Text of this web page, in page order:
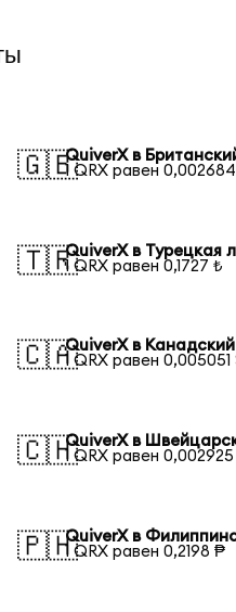
🇬🇧QuiverX в
1 QRX равен
🇹🇷QuiverX в Турецкая
1 QRX равен 0,1727 ₺
🇨🇦QuiverX в
1 QRX равен 0,005051
🇨🇭QuiverX в
1 QRX равен
🇵🇭QuiverX в
1 QRX равен 0,2198 ₱